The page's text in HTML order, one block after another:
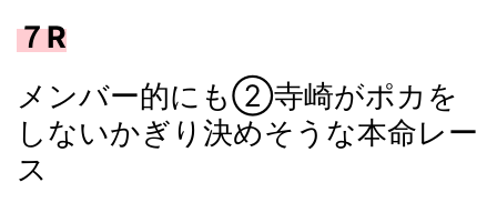
７R
メンバー的にも②寺崎がポカを
しないかぎり決めそうな本命レー
ス